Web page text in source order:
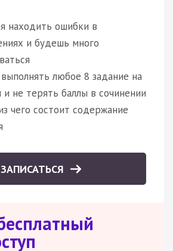
находить ошибки в
и будешь много
любое 8 задание на
не терять баллы в сочинении
чего состоит содержание
ЗАПИСАТЬСЯ